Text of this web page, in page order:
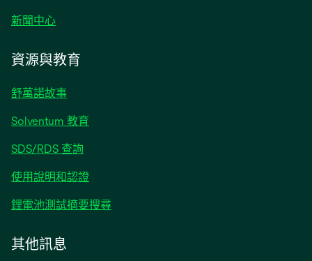
新聞中心opens
a
new
tab
資源與教育
舒萬諾故事
Solventum 教育
SDS/RDS 查詢
a
new
使用說明和認證opens
a
鋰電池測試摘要搜尋opens
其他訊息